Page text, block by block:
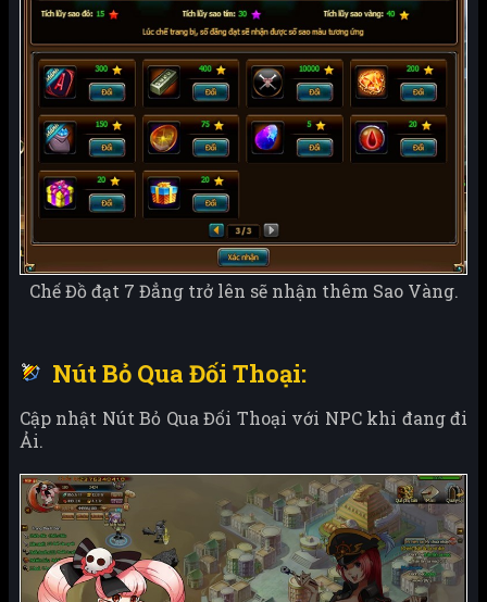
Chế Đồ đạt 7 Đẳng trở lên sẽ nhận thêm Sao Vàng.
Nút Bỏ Qua Đối Thoại:
Cập nhật Nút Bỏ Qua Đối Thoại với NPC khi đang đi
Ải.